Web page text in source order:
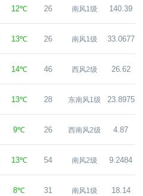
12℃ 26 南风1级 140.39
13℃ 26 南风1级 33.0677
14℃ 46 西风2级 26.62
13℃ 28 东南风1级 23.8975
9℃ 26 西南风2级 4.87
13℃ 54 南风2级 9.2484
8℃ 31 南风1级 18.14